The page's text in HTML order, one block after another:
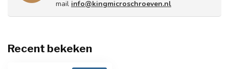
mail info@kingmicroschroeven.nl
Recent bekeken